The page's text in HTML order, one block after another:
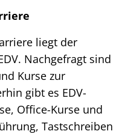
liegt der
Nachgefragt sind
Kurse zur
gibt es EDV-
Office-Kurse und
Tastschreiben